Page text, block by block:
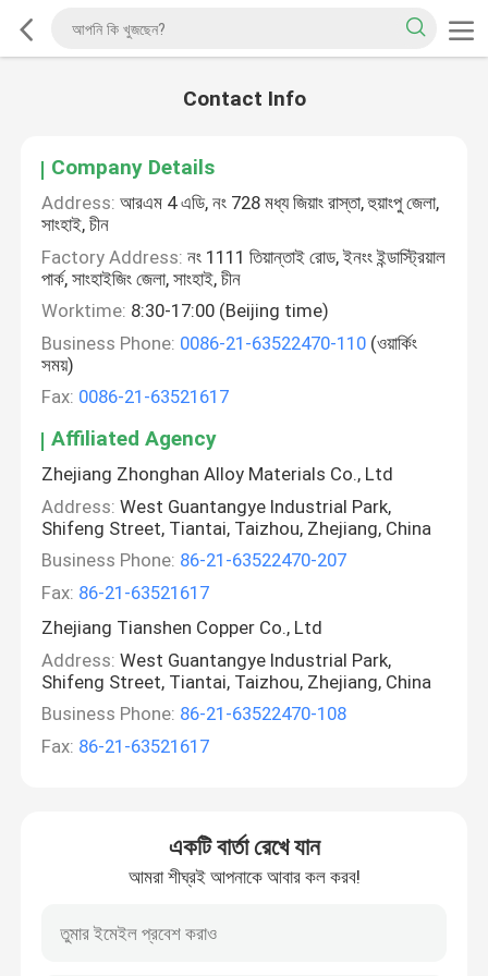
Contact Info
Company Details
Address: আরএম 4 এডি, নং 728 মধ্য জিয়াং রাস্তা, হুয়াংপু জেলা,
সাংহাই, চীন
Factory Address: নং 1111 তিয়ান্তাই রোড, ইনংং ইন্ডাস্ট্রিয়াল
পার্ক, সাংহাইজিং জেলা, সাংহাই, চীন
Worktime: 8:30-17:00 (Beijing time)
Business Phone: 0086-21-63522470-110 (ওয়ার্কিং
সময়)
Fax: 0086-21-63521617
Affiliated Agency
Zhejiang Zhonghan Alloy Materials Co., Ltd
Address: West Guantangye Industrial Park,
Shifeng Street, Tiantai, Taizhou, Zhejiang, China
Business Phone: 86-21-63522470-207
Fax: 86-21-63521617
Zhejiang Tianshen Copper Co., Ltd
Address: West Guantangye Industrial Park,
Shifeng Street, Tiantai, Taizhou, Zhejiang, China
Business Phone: 86-21-63522470-108
Fax: 86-21-63521617
একটি বার্তা রেখে যান
আমরা শীঘ্রই আপনাকে আবার কল করব!